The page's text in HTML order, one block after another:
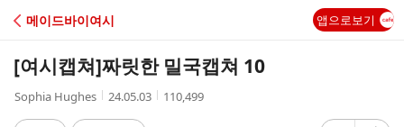
C
A
메이드바이여시 앱으로보기
[여시캡쳐]짜릿한 밀국캡쳐 10
작
Sophia Hughes
작
24.05.03
조
110,499